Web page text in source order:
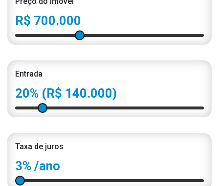
R$ 700.000
Entrada
20% (R$ 140.000)
Taxa de juros
3% /ano